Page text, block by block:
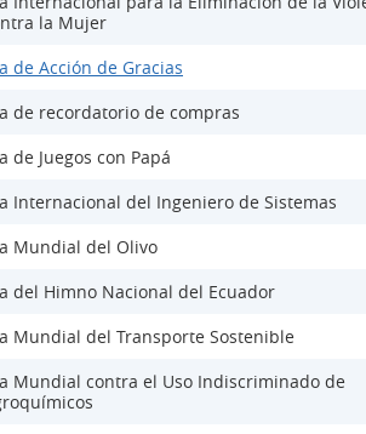
la Mujer
de Acción de Gracias
de recordatorio de compras
de Juegos con Papá
Internacional del Ingeniero de Sistemas
Mundial del Olivo
del Himno Nacional del Ecuador
Mundial del Transporte Sostenible
Mundial contra el Uso Indiscriminado de